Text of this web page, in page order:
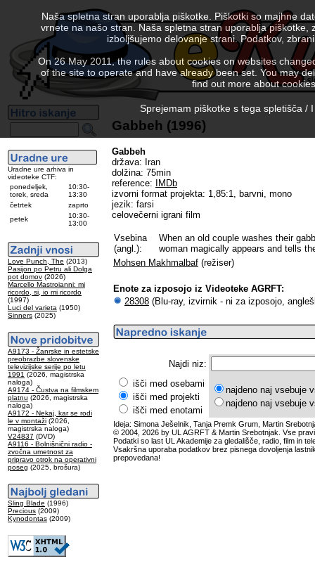
Uradne ure arhiva in
videoteke CTF:
ponedeljek,
torek, sreda
10:30-
13:30
četrtek
zaprto
petek
10:30-
13:00
Love Punch, The (2013)
Pasijon po Petru ali Dolga
pot domov (2026)
Marcello Mastroianni: mi
ricordo, si, io mi ricordo
(1997)
Luci del varieta (1950)
Sinners (2025)
A9173 - Žanrske in estetske
preobrazbe slovenske
televizijske serije po letu
1991 (2026, magistrska
naloga)
A9174 - Čustva na filmskem
platnu (2026, magistrska
naloga)
A9172 - Nekaj, kar se rodi
le v montaži (2026,
magistrska naloga)
V24837 (DVD)
A9116 - Bolnišnični radio -
zvočna umetnost za
pripravo otrok na operativni
poseg (2025, brošura)
Sling Blade (1996)
Precious (2009)
Kynodontas (2009)
Gabbeh (1996)
Gabbeh
država: Iran
dolžina: 75min
reference:
IMDb
izvorni format projekta: 1,85:1, barvni, mono
jezik: farsi
celovečerni igrani film
Vsebina
(angl.):
When an old couple washes their
woman magically appears and tells
Mohsen Makhmalbaf (režiser)
Enote za izposojo iz Videoteke AGRFT:
28308 (Blu-ray, izvirnik - ni za izposojo,
Najdi niz:
išči med osebami
išči med projekti
išči med enotami
najdeno naj vsebuje
najdeno naj vsebuje
Ideja: Simona Ješelnik, Tanja Premk Grum, Martin
© 2004, 2026 by UL AGRFT & Martin Srebotnjak. Vse
Podatki so last UL Akademije za gledališče, radio, film in
Vsakršna uporaba podatkov brez pisnega dovoljenja
prepovedana!
Naša spletna stran uporablja piškotke. Piškotki so majhne
vrnete na našo stran. Naša spletna stran uporablja
izboljšujemo delovanje strani. Podatkov,
On 26 May 2011, the rules about cookies on websites
of the site to operate and have already been set. You may
find out more about
Sprejemam piškotke s tega spletišča /